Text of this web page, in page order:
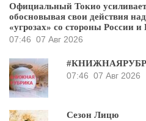
Официальный Токио
обосновывая свои действия
«угрозах» со стороны России и
07:46 07 Авг 2026
07:46 07 Авг 2026
Сезон Лицю